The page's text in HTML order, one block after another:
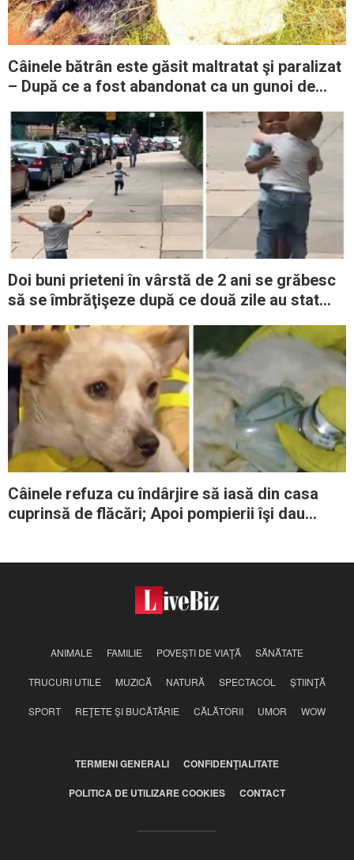
Câinele bătrân este găsit maltratat şi paralizat
– După ce a fost abandonat ca un gunoi de
Doi buni prieteni în vârstă de 2 ani se grăbesc
să se îmbrăţişeze după ce două zile au stat
Câinele refuza cu îndârjire să iasă din casa
cuprinsă de flăcări; Apoi pompierii îşi dau
ANIMALE FAMILIE POVEŞTI DE VIAŢĂ SĂNĂTATE
TRUCURI UTILE MUZICĂ NATURĂ SPECTACOL ŞTIINŢĂ
SPORT REŢETE ŞI BUCĂTĂRIE CĂLĂTORII UMOR WOW
TERMENI GENERALI CONFIDENŢIALITATE
POLITICA DE UTILIZARE COOKIES CONTACT